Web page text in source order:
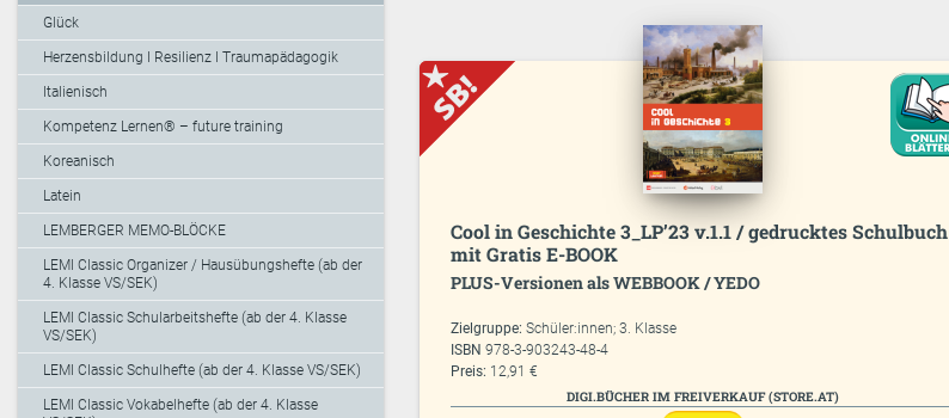
Glück
Herzensbildung I Resilienz I Traumapädagogik
Italienisch
Kompetenz Lernen® – future training
Koreanisch
Latein
LEMBERGER MEMO-BLÖCKE
LEMI Classic Organizer / Hausübungshefte (ab der
4. Klasse VS/SEK)
LEMI Classic Schularbeitshefte (ab der 4. Klasse
VS/SEK)
LEMI Classic Schulhefte (ab der 4. Klasse VS/SEK)
LEMI Classic Vokabelhefte (ab der 4. Klasse
Cool in Geschichte 3_LP’23 v.1.1 / gedrucktes Schulbuch
mit Gratis E-BOOK
PLUS-Versionen als WEBBOOK / YEDO
Zielgruppe:Schüler:innen; 3. Klasse
ISBN978-3-903243-48-4
Preis: 12,91 €
DIGI.BÜCHER IM FREIVERKAUF (STORE.AT)